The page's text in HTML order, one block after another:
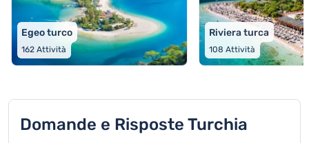
Egeo turco
162 Attività
Riviera turca
108 Attività
Domande e Risposte Turchia